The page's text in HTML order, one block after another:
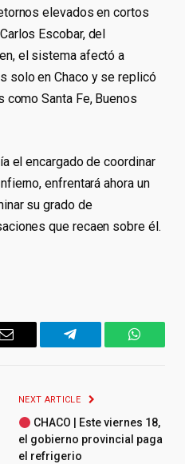
elevados en cortos
Escobar, del
el sistema afectó a
solo en Chaco y se replicó
Santa Fe, Buenos
el encargado de coordinar
enfrentará ahora un
su grado de
que recaen sobre él.
Email Telegram
NEXT ARTICLE
CHACO | Este viernes 18,
el gobierno provincial paga
el refrigerio